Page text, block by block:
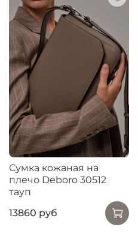
Сумка кожаная на
плечо Deboro 30512
тауп
13860 руб